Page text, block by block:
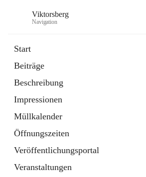
Viktorsberg
Navigation
Start
Beiträge
Beschreibung
Impressionen
Müllkalender
Öffnungszeiten
Veröffentlichungsportal
Veranstaltungen
1 Schnellzugriff
Bürgerservice
10 Schnellzugriffe